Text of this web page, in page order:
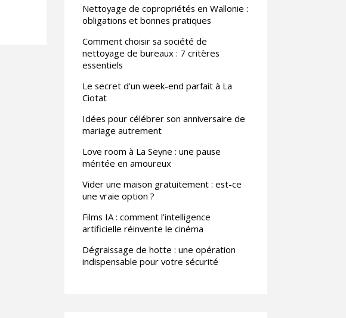
Nettoyage de copropriétés en Wallonie :
obligations et bonnes pratiques
Comment choisir sa société de
nettoyage de bureaux : 7 critères
essentiels
Le secret d’un week-end parfait à La
Ciotat
Idées pour célébrer son anniversaire de
mariage autrement
Love room à La Seyne : une pause
méritée en amoureux
Vider une maison gratuitement : est-ce
une vraie option ?
Films IA : comment l’intelligence
artificielle réinvente le cinéma
Dégraissage de hotte : une opération
indispensable pour votre sécurité